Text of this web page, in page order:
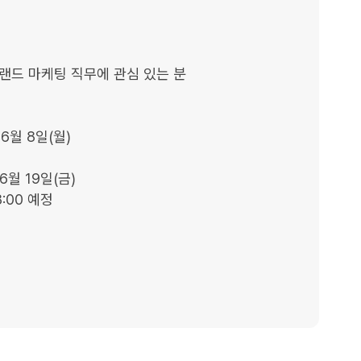
드 마케팅 직무에 관심 있는 분
월 8일(월)
월 19일(금)
예정